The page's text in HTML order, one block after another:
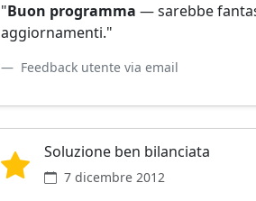
"Buon programma — sarebbe
aggiornamenti."
Feedback utente via email
Soluzione ben bilanciata
7 dicembre 2012